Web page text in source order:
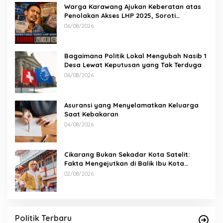
Warga Karawang Ajukan Keberatan atas
Penolakan Akses LHP 2025, Soroti
Keterbukaan Informasi Publik
06/08/2026
Bagaimana Politik Lokal Mengubah Nasib 1
Desa Lewat Keputusan yang Tak Terduga
06/08/2026
Asuransi yang Menyelamatkan Keluarga
Saat Kebakaran
04/08/2026
Cikarang Bukan Sekadar Kota Satelit:
Fakta Mengejutkan di Balik Ibu Kota
Industri Jawa…
02/08/2026
Politik Terbaru